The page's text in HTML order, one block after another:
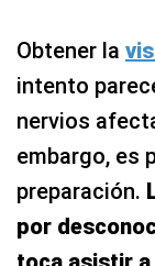
Obtener la
intento
nervios
embargo, es
preparación.
por